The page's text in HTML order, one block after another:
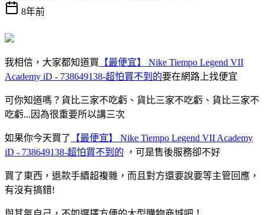
8年前
我相信，大家都知道買 【最便宜】 Nike Tiempo Legend VII
Academy iD - 738649138-超怕買不到的要在網路上找便宜
可你知道嗎？貨比三家不吃虧、貨比三家不吃虧、貨比三家不
吃虧...因為很重要所以講三次
如果你今天買了
【最便宜】 Nike Tiempo Legend VII Academy
iD - 738649138-超怕買不到的 ，可是售後服務卻不好
買了東西，退款手續超複雜，而且對方還要說要等主管回應，
有沒有搞錯!